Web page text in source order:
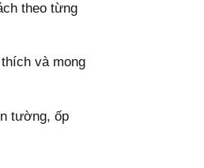
theo từng
và mong
tường, ốp